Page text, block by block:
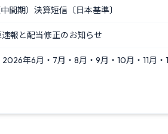
間期）決算短信〔日本基準〕
報と配当修正のお知らせ
年6月・7月・8月・9月・10月・11月・